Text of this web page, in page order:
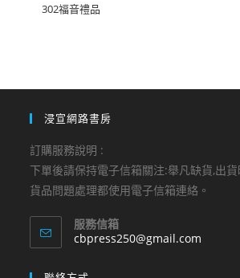
302福音禮品
浸宣網路書房
訂購服務說明 :
下單後請保持電子信箱關注:舉凡缺貨,出
貨品問題處理都使用電子信箱連絡。
服務信箱
cbpress250@gmail.com